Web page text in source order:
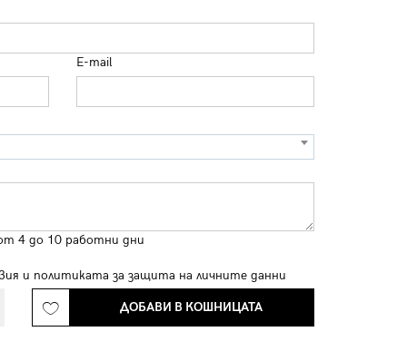
E-mail
4 до 10 работни дни
и политиката за защита на личните данни
ДОБАВИ В КОШНИЦАТА